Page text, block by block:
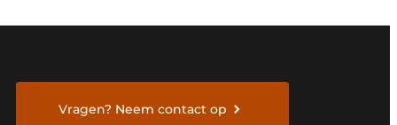
Vragen? Neem contact op